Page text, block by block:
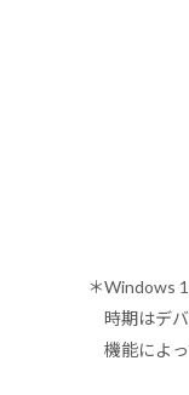
＊Windows
時期はデバ
機能によっ